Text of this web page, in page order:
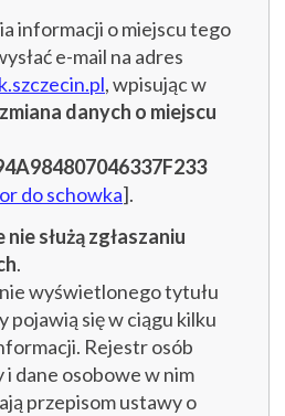
informacji o miejscu tego
e-mail na adres
, wpisując w
danych o miejscu
do schowka].
służą zgłaszaniu
.
wyświetlonego tytułu
pojawią się w ciągu kilku
Rejestr osób
i dane osobowe w nim
przepisom ustawy o